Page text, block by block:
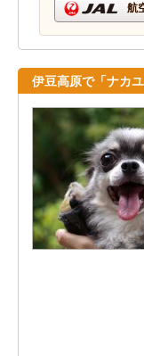
航
伊豆高原で「ナカ